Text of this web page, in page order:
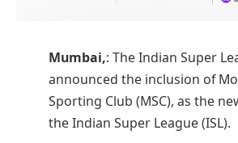
Mumbai,: The Indian Super
announced the inclusion of
Sporting Club (MSC), as the
the Indian Super League (ISL).